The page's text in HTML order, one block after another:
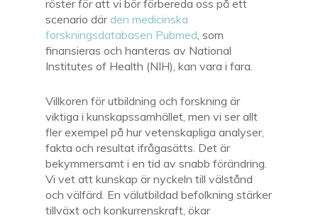
röster för att vi bör förbereda oss på ett
scenario därden medicinska
forskningsdatabasen Pubmed, som
finansieras och hanteras av National
Institutes of Health (NIH), kan vara i fara.
Villkoren för utbildning och forskning är
viktiga i kunskapssamhället, men vi ser allt
fler exempel på hur vetenskapliga analyser,
fakta och resultat ifrågasätts. Det är
bekymmersamt i en tid av snabb förändring.
Vi vet att kunskap är nyckeln till välstånd
och välfärd. En välutbildad befolkning stärker
tillväxt och konkurrenskraft, ökar